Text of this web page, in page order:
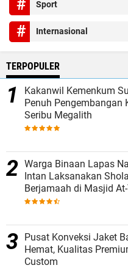
Sport
Internasional
TERPOPULER
Kakanwil Kemenkum
Penuh Pengembangan
Seribu Megalith
Warga Binaan Lapas
Intan Laksanakan
Berjamaah di Masjid
Pusat Konveksi Jaket
Hemat, Kualitas
Custom